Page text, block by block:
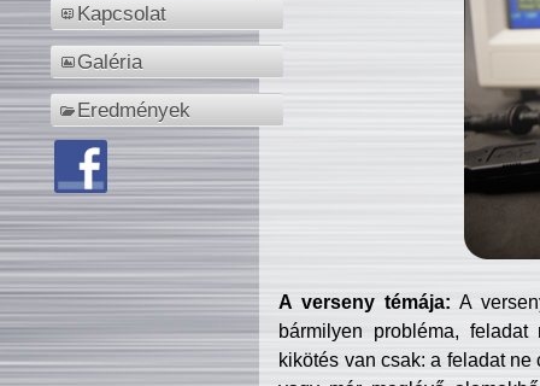
Kapcsolat
Galéria
Eredmények
A verseny témája: A
bármilyen probléma, feladat
kikötés van csak: a feladat